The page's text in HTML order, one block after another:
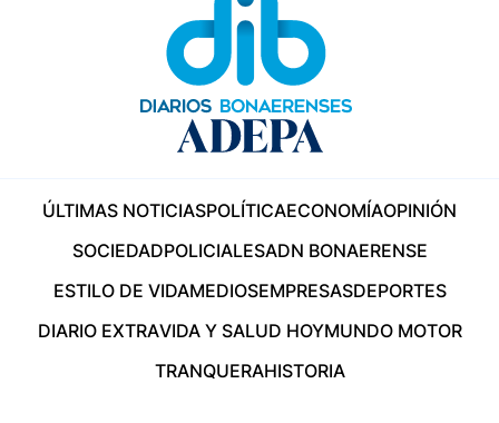
ÚLTIMAS NOTICIASPOLÍTICAECONOMÍAOPINIÓN
SOCIEDADPOLICIALESADN BONAERENSE
ESTILO DE VIDAMEDIOSEMPRESASDEPORTES
DIARIO EXTRAVIDA Y SALUD HOYMUNDO MOTOR
TRANQUERAHISTORIA